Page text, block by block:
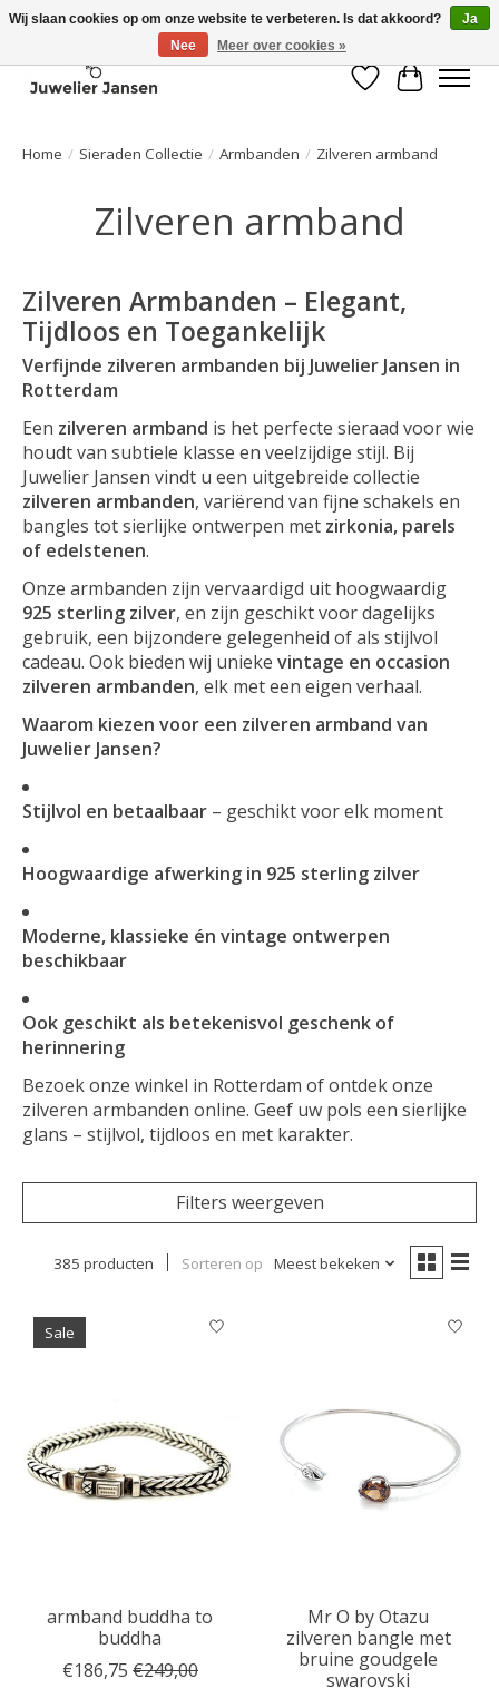
Verlanglijst
Home / Sieraden Collectie / Armbanden / Zilveren armband
Zilveren armband
Zilveren Armbanden – Elegant,
Tijdloos en Toegankelijk
Verfijnde zilveren armbanden bij Juwelier Jansen in
Rotterdam
Een zilveren armband is het perfecte sieraad voor wie
houdt van subtiele klasse en veelzijdige stijl. Bij
Juwelier Jansen vindt u een uitgebreide collectie
zilveren armbanden, variërend van fijne schakels en
bangles tot sierlijke ontwerpen met zirkonia, parels
of edelstenen.
Onze armbanden zijn vervaardigd uit hoogwaardig
925 sterling zilver, en zijn geschikt voor dagelijks
gebruik, een bijzondere gelegenheid of als stijlvol
cadeau. Ook bieden wij unieke vintage en occasion
zilveren armbanden, elk met een eigen verhaal.
Waarom kiezen voor een zilveren armband van
Juwelier Jansen?
Stijlvol en betaalbaar – geschikt voor elk moment
Hoogwaardige afwerking in 925 sterling zilver
Moderne, klassieke én vintage ontwerpen
beschikbaar
Ook geschikt als betekenisvol geschenk of
herinnering
Bezoek onze winkel in Rotterdam of ontdek onze
zilveren armbanden online. Geef uw pols een sierlijke
glans – stijlvol, tijdloos en met karakter.
Filters weergeven
385 producten Sorteren op Meest bekeken
Sale
armband buddha to
buddha
€186,75 €249,00
Mr O by Otazu
zilveren bangle met
bruine goudgele
swarovski
Wij slaan cookies op om onze website te verbeteren. Is dat akkoord?
Ja
Nee
Meer over cookies »